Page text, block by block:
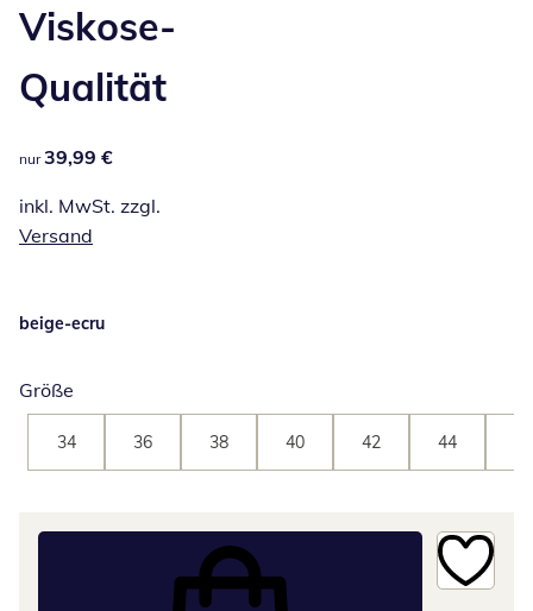
Viskose-
Qualität
39,99 €
nur 39,99 €
inkl. MwSt. zzgl.
Versand
beige-ecru
Größe
34 36 38 40 42 44